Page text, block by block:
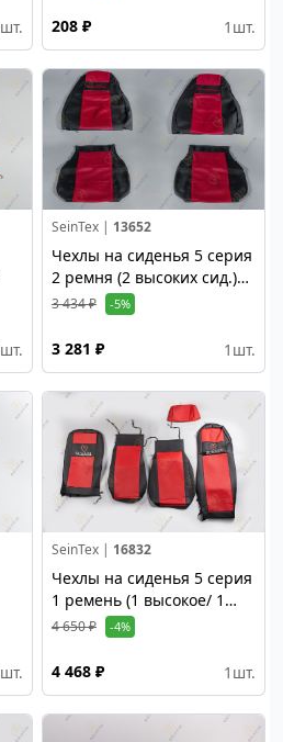
шт. 208 ₽ 1 шт.
шт.
SeinTex | 13652
Чехлы на сиденья 5 серия
2 ремня (2 высоких сид.)
вышивка, красный
3 434 ₽ -5%
3 281 ₽ 1 шт.
шт.
SeinTex | 16832
Чехлы на сиденья 5 серия
1 ремень (1 высокое/ 1
низкое сид,) эко кожа;
красный
4 650 ₽ -4%
4 468 ₽ 1 шт.